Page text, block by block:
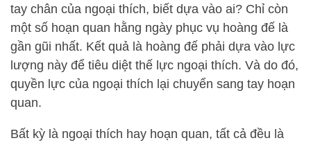
tay chân của ngoại thích, biết dựa vào ai? Chỉ còn
một số hoạn quan hằng ngày phục vụ hoàng đế là
gần gũi nhất. Kết quả là hoàng đế phải dựa vào lực
lượng này để tiêu diệt thế lực ngoại thích. Và do đó,
quyền lực của ngoại thích lại chuyển sang tay hoạn
quan.
Bất kỳ là ngoại thích hay hoạn quan, tất cả đều là